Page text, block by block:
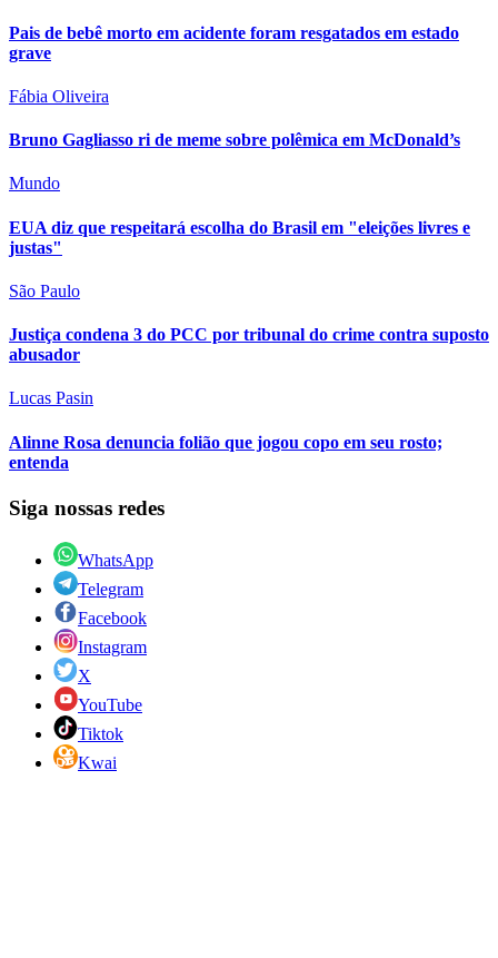
Pais de bebê morto em acidente foram resgatados em estado
grave
Fábia Oliveira
Bruno Gagliasso ri de meme sobre polêmica em McDonald’s
Mundo
EUA diz que respeitará escolha do Brasil em "eleições livres e
justas"
São Paulo
Justiça condena 3 do PCC por tribunal do crime contra suposto
abusador
Lucas Pasin
Alinne Rosa denuncia folião que jogou copo em seu rosto;
entenda
Siga nossas redes
WhatsApp
Telegram
Facebook
Instagram
X
YouTube
Tiktok
Kwai